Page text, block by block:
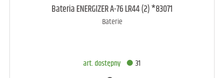
art. dostępny 5
Bateria ENERGIZER A-76 LR44 (2) *83071
Baterie
art. dostępny 31